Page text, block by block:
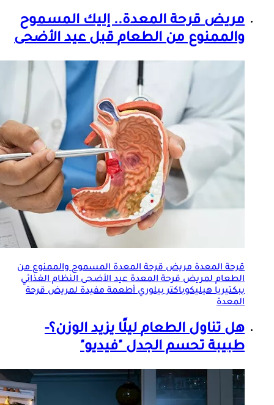
مريض قرحة المعدة.. إليك المسموح
والممنوع منالطعامقبل عيد الأضحى
قرحة المعدة مريض قرحة المعدة المسموح والممنوع من
الطعاملمريض قرحة المعدة عيد الأضحى النظام الغذائي
ببكتيريا هيليكوباكتر بيلوري أطعمة مفيدة لمريض قرحة
المعدة
هل تناولالطعامليلًا يزيد الوزن؟-
طبيبة تحسم الجدل "فيديو"